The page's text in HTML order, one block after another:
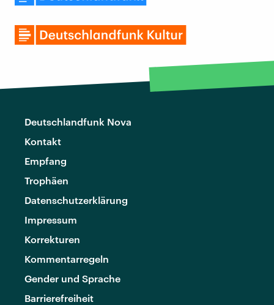
Deutschlandfunk Nova
Kontakt
Empfang
Trophäen
Datenschutzerklärung
Impressum
Korrekturen
Kommentarregeln
Gender und Sprache
Barrierefreiheit